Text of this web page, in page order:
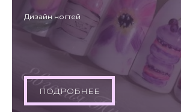
Дизайн ногтей
ПОДРОБНЕЕ